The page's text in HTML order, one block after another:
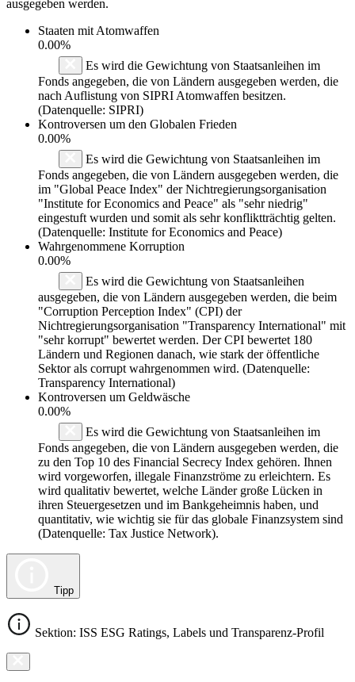
ausgegeben werden.
Staaten mit Atomwaffen
0.00%
Es wird die Gewichtung von Staatsanleihen im
Fonds angegeben, die von Ländern ausgegeben werden, die
nach Auflistung von SIPRI Atomwaffen besitzen.
(Datenquelle: SIPRI)
Kontroversen um den Globalen Frieden
0.00%
Es wird die Gewichtung von Staatsanleihen im
Fonds angegeben, die von Ländern ausgegeben werden, die
im "Global Peace Index" der Nichtregierungsorganisation
"Institute for Economics and Peace" als "sehr niedrig"
eingestuft wurden und somit als sehr konfliktträchtig gelten.
(Datenquelle: Institute for Economics and Peace)
Wahrgenommene Korruption
0.00%
Es wird die Gewichtung von Staatsanleihen
ausgegeben, die von Ländern ausgegeben werden, die beim
"Corruption Perception Index" (CPI) der
Nichtregierungsorganisation "Transparency International" mit
"sehr korrupt" bewertet werden. Der CPI bewertet 180
Ländern und Regionen danach, wie stark der öffentliche
Sektor als corrupt wahrgenommen wird. (Datenquelle:
Transparency International)
Kontroversen um Geldwäsche
0.00%
Es wird die Gewichtung von Staatsanleihen im
Fonds angegeben, die von Ländern ausgegeben werden, die
zu den Top 10 des Financial Secrecy Index gehören. Ihnen
wird vorgeworfen, illegale Finanzströme zu erleichtern. Es
wird qualitativ bewertet, welche Länder große Lücken in
ihren Steuergesetzen und im Bankgeheimnis haben, und
quantitativ, wie wichtig sie für das globale Finanzsystem sind
(Datenquelle: Tax Justice Network).
Tipp
Sektion: ISS ESG Ratings, Labels und Transparenz-Profil